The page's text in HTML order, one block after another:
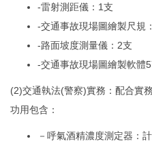
-雷射測距儀：1支
-交通事故現場圖繪製尺規
-路面坡度測量儀：2支
-交通事故現場圖繪製軟體
(2)交通執法(警察)實務：配合實
功用包含：
－呼氣酒精濃度測定器：